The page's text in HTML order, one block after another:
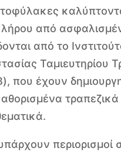
από
από το
Ταμιευτηρίου
που έχουν
τραπεζικά
περιορισμοί